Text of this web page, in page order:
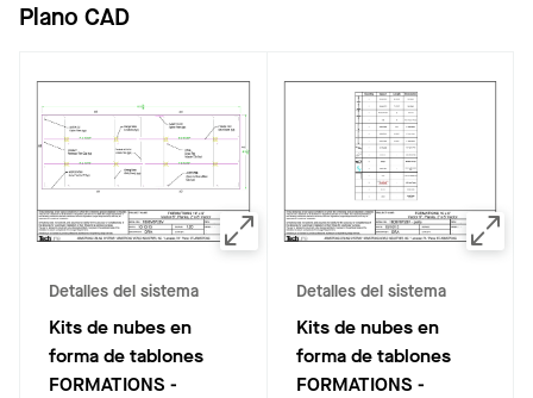
Plano CAD
Detalles del sistema
Kits de nubes en
forma de tablones
FORMATIONS -
Detalles del sistema
Kits de nubes en
forma de tablones
FORMATIONS -